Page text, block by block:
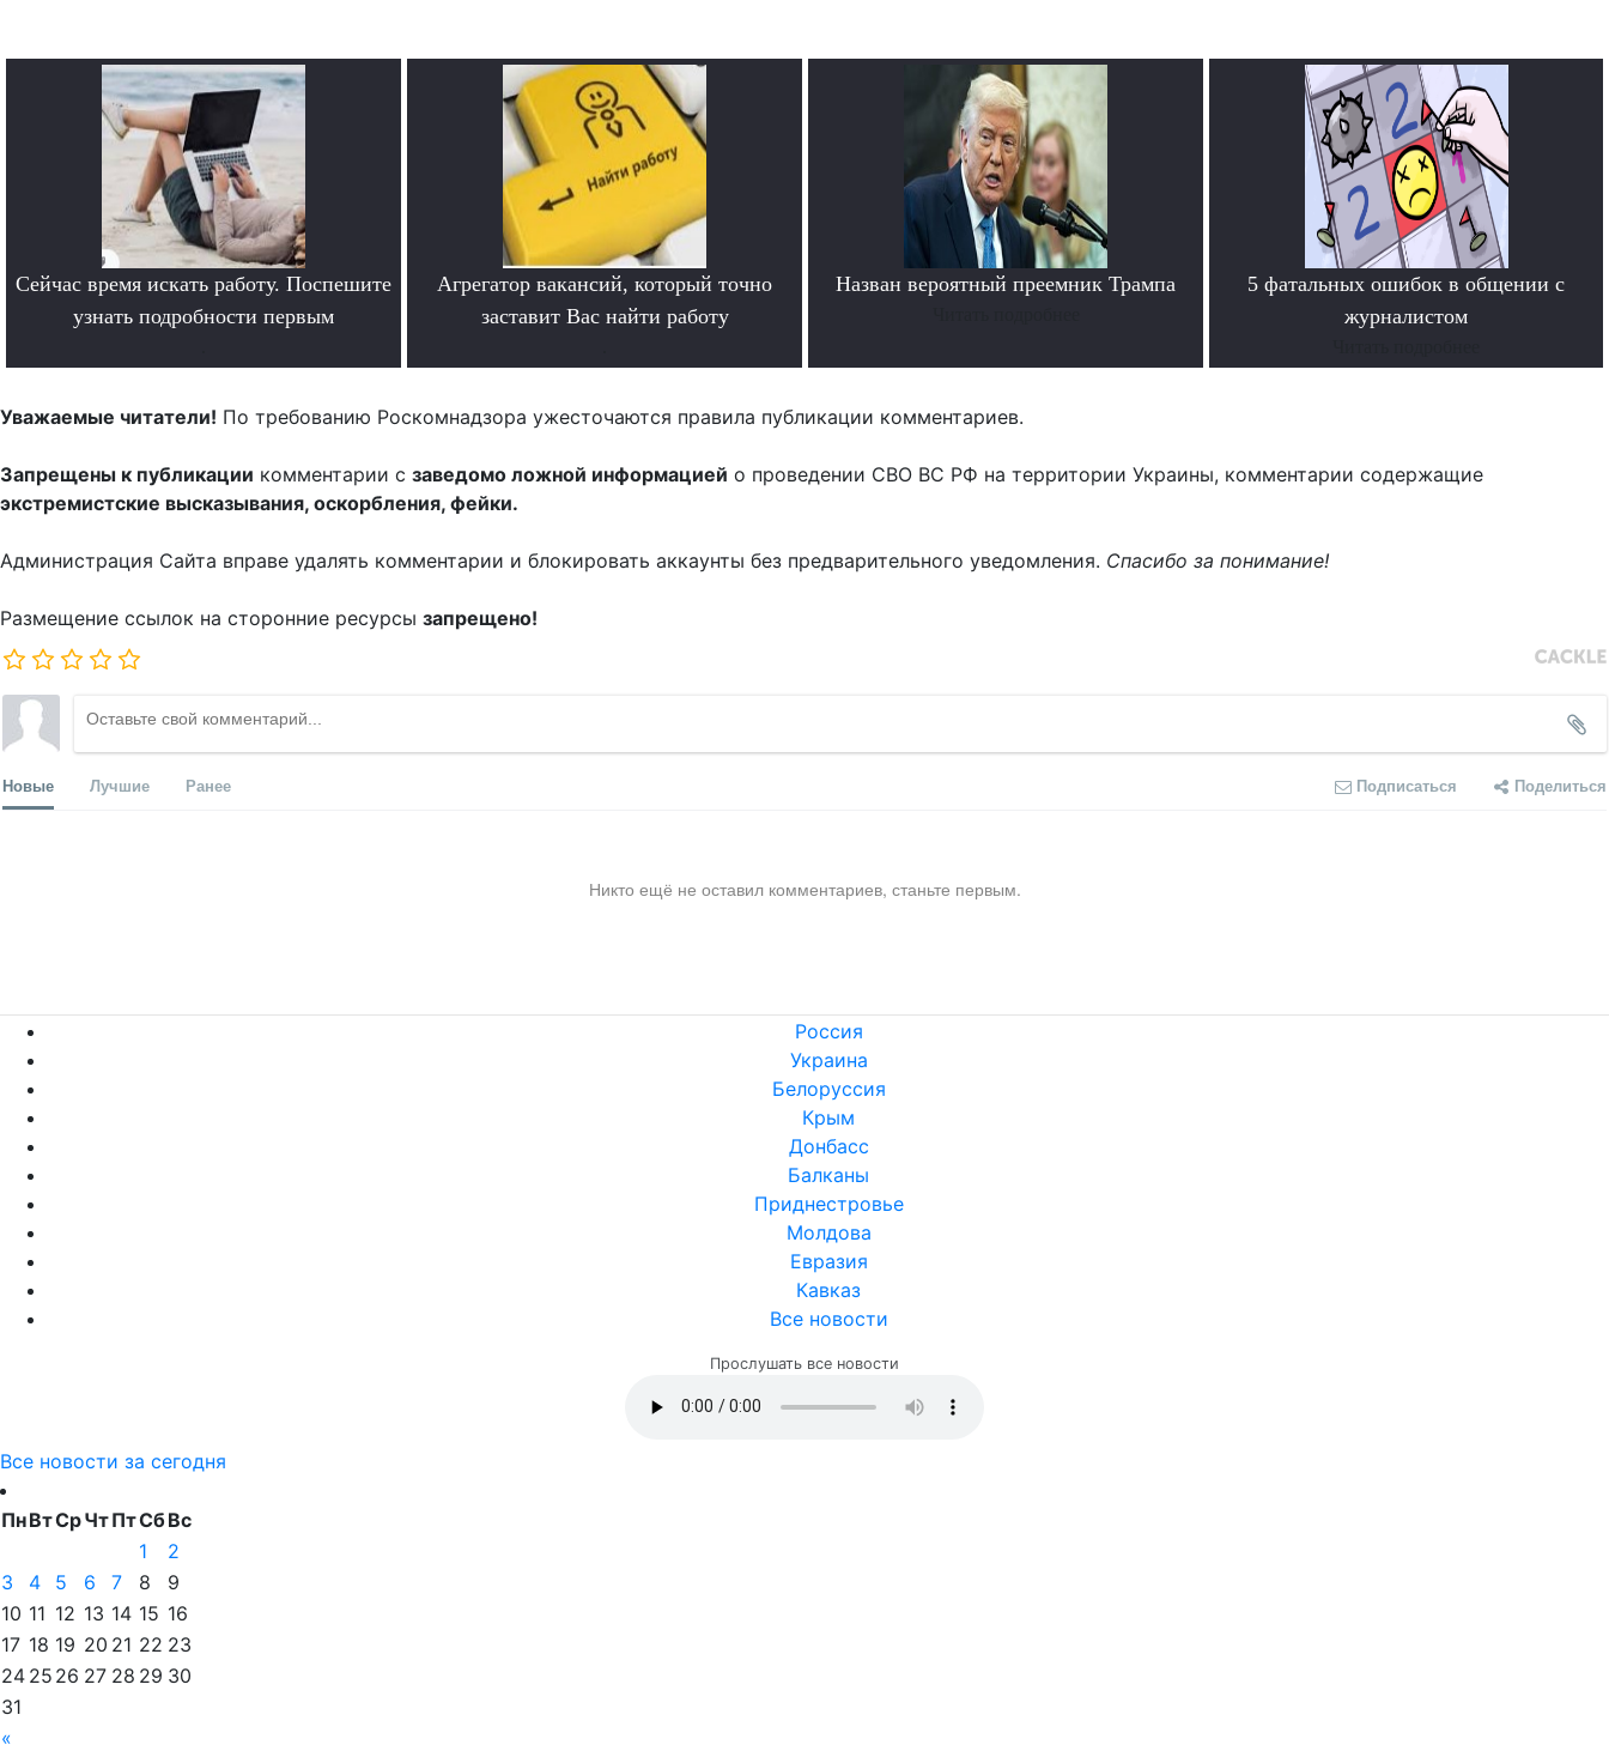
Сейчас время искать работу. Поспешите
узнать подробности первым
Агрегатор вакансий, который точно
заставит Вас найти работу
Назван вероятный преемник Трампа
5 фатальных ошибок в общении с
журналистом
Уважаемые читатели! По требованию Роскомнадзора ужесточаются правила публикации комментариев.
Запрещены к публикации комментарии с заведомо ложной информацией о проведении СВО ВС РФ на территории Украины, комментарии содержащие
экстремистские высказывания, оскорбления, фейки.
Администрация Сайта вправе удалять комментарии и блокировать аккаунты без предварительного уведомления. Спасибо за понимание!
Размещение ссылок на сторонние ресурсы запрещено!
Новые Лучшие Ранее Подписаться Поделиться
Никто ещё не оставил комментариев, станьте первым.
Россия
Украина
Белоруссия
Крым
Донбасс
Балканы
Приднестровье
Молдова
Евразия
Кавказ
Все новости
Прослушать все новости
Все новости за сегодня
ПнВтСрЧтПтСбВс
«
1
2
3
4 5 6 7 8
9
10 11 12 13 14 15 16
17 18 19 20 21 22 23
24 25 26 27 28 29 30
31